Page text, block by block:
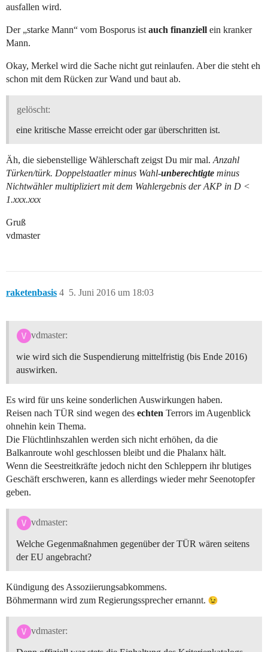
ausfallen wird.
Der „starke Mann“ vom Bosporus ist auch finanziell ein kranker
Mann.
Okay, Merkel wird die Sache nicht gut reinlaufen. Aber die steht eh
schon mit dem Rücken zur Wand und baut ab.
gelöscht:
eine kritische Masse erreicht oder gar überschritten ist.
Äh, die siebenstellige Wählerschaft zeigst Du mir mal. Anzahl
Türken/türk. Doppelstaatler minus Wahl-unberechtigte minus
Nichtwähler multipliziert mit dem Wahlergebnis der AKP in D <
1.xxx.xxx
Gruß
vdmaster
raketenbasis 5. Juni 2016 um 18:03
4
vdmaster:
wie wird sich die Suspendierung mittelfristig (bis Ende 2016)
auswirken.
Es wird für uns keine sonderlichen Auswirkungen haben.
Reisen nach TÜR sind wegen des echten Terrors im Augenblick
ohnehin kein Thema.
Die Flüchtlinhszahlen werden sich nicht erhöhen, da die
Balkanroute wohl geschlossen bleibt und die Phalanx hält.
Wenn die Seestreitkräfte jedoch nicht den Schleppern ihr blutiges
Geschäft erschweren, kann es allerdings wieder mehr Seenotopfer
geben.
vdmaster:
Welche Gegenmaßnahmen gegenüber der TÜR wären seitens
der EU angebracht?
Kündigung des Assoziierungsabkommens.
Böhmermann wird zum Regierungssprecher ernannt.
vdmaster: